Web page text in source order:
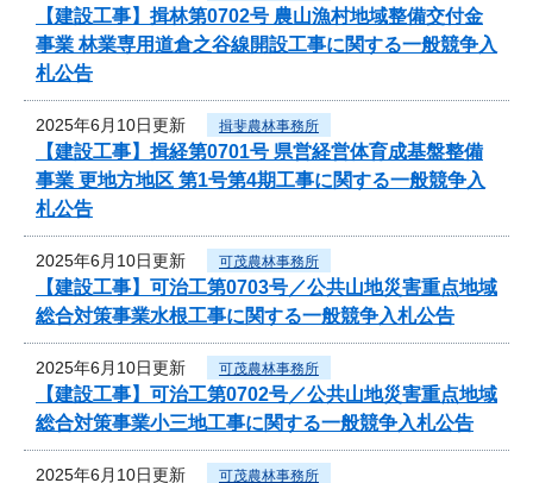
【建設工事】揖林第0702号 農山漁村地域整備交付金
事業 林業専用道倉之谷線開設工事に関する一般競争入
札公告
2025年6月10日更新 揖斐農林事務所
【建設工事】揖経第0701号 県営経営体育成基盤整備
事業 更地方地区 第1号第4期工事に関する一般競争入
札公告
2025年6月10日更新 可茂農林事務所
【建設工事】可治工第0703号／公共山地災害重点地域
総合対策事業水根工事に関する一般競争入札公告
2025年6月10日更新 可茂農林事務所
【建設工事】可治工第0702号／公共山地災害重点地域
総合対策事業小三地工事に関する一般競争入札公告
2025年6月10日更新 可茂農林事務所